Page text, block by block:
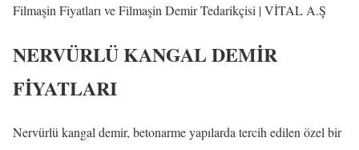
Filmaşin Fiyatları ve Filmaşin Demir Tedarikçisi | VİTAL A.Ş
NERVÜRLÜ KANGAL DEMİR
FİYATLARI
Nervürlü kangal demir, betonarme yapılarda tercih edilen özel bir